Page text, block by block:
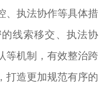
、执法协作等具体措
线索移交、执法协
等机制，有效整治跨
打造更加规范有序的